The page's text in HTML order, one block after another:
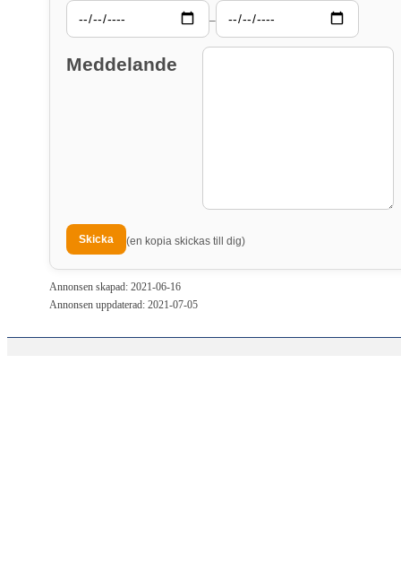
–
Meddelande
(en kopia skickas till dig)
Annonsen skapad: 2021-06-16
Annonsen uppdaterad: 2021-07-05